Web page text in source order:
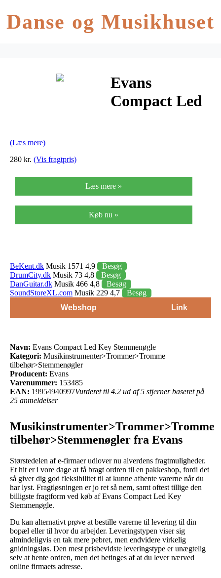
Danse og Musikhuset
Evans
Compact Led
(Læs mere)
280 kr. (Vis fragtpris)
Læs mere »
Køb nu »
BeKent.dk Musik 1571 4,9
Besøg
DrumCity.dk Musik 73 4,8
Besøg
DanGuitar.dk Musik 466 4,8
Besøg
SoundStoreXL.com Musik 229 4,7
Besøg
Webshop
Link
Navn: Evans Compact Led Key Stemmenøgle
Kategori: Musikinstrumenter>Trommer>Tromme
tilbehør>Stemmenøgler
Producent: Evans
Varenummer: 153485
EAN: 19954940997Vurderet til 4.2 ud af 5 stjerner baseret på
25 anmeldelser
Musikinstrumenter>Trommer>Tromme
tilbehør>Stemmenøgler fra Evans
Størstedelen af e-firmaer udlover nu alverdens fragtmuligheder.
Et hit er i vore dage at få bragt ordren til en pakkeshop, fordi det
så giver dig god fleksibilitet til at kunne afhente varerne når du
har lyst. Fragtløsningen er jo ret så nem, samt oftest tillige den
billigste fragtform ved køb af Evans Compact Led Key
Stemmenøgle.
Du kan alternativt prøve at bestille varerne til levering til din
bopæl eller til hvor du arbejder. Leveringstypen viser sig
almindeligvis en tak mere pebret, men endvidere virkelig
gnidningsløs. Den mest prisbevidste leveringstype er unægtelig
selv at hente ordren, men det betinges af at du lever nærved
online firmaets adresse.